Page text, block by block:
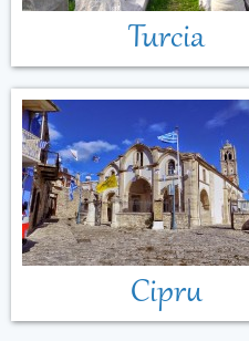
Turcia
Cipru